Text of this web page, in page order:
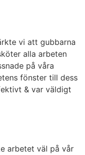
vi att gubbarna
alla arbeten
på våra
fönster till dess
& var väldigt
arbetet väl på vår